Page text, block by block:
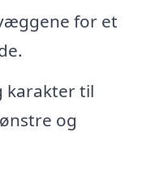
for et
karakter til
og